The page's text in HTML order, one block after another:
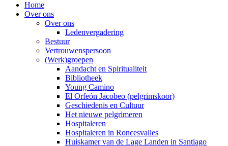
Home
Over ons
Over ons
Ledenvergadering
Bestuur
Vertrouwenspersoon
(Werk)groepen
Aandacht en Spiritualiteit
Bibliotheek
Young Camino
El Orfeón Jacobeo (pelgrimskoor)
Geschiedenis en Cultuur
Het nieuwe pelgrimeren
Hospitaleren
Hospitaleren in Roncesvalles
Huiskamer van de Lage Landen in Santiago